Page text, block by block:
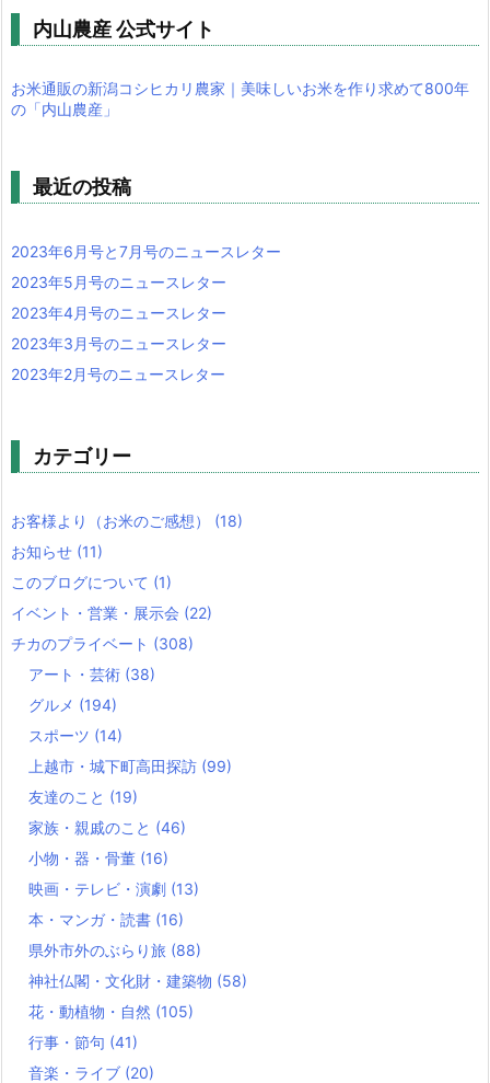
内山農産 公式サイト
お米通販の新潟コシヒカリ農家｜美味しいお米を作り求めて800年
の「内山農産」
最近の投稿
2023年6月号と7月号のニュースレター
2023年5月号のニュースレター
2023年4月号のニュースレター
2023年3月号のニュースレター
2023年2月号のニュースレター
カテゴリー
お客様より（お米のご感想） (18)
お知らせ (11)
このブログについて (1)
イベント・営業・展示会 (22)
チカのプライベート (308)
アート・芸術 (38)
グルメ (194)
スポーツ (14)
上越市・城下町高田探訪 (99)
友達のこと (19)
家族・親戚のこと (46)
小物・器・骨董 (16)
映画・テレビ・演劇 (13)
本・マンガ・読書 (16)
県外市外のぶらり旅 (88)
神社仏閣・文化財・建築物 (58)
花・動植物・自然 (105)
行事・節句 (41)
音楽・ライブ (20)